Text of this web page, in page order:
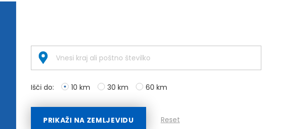
Išči do: 10 km 30 km 60 km
PRIKAŽI NA ZEMLJEVIDU Reset